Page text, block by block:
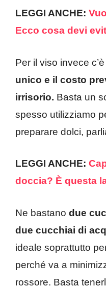
LEGGI ANCHE:
Ecco cosa devi
Per il viso invece
unico e il costo
irrisorio. Basta un
spesso utilizziamo
preparare dolci,
LEGGI ANCHE:
doccia? È questa
Ne bastano due
due cucchiai di
ideale soprattutto
perché va a
rossore. Basta